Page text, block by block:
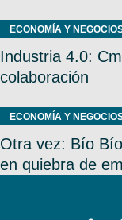
ECONOMÍA Y
Industria 4.0:
colaboración
ECONOMÍA Y
Otra vez: Bío
en quiebra de